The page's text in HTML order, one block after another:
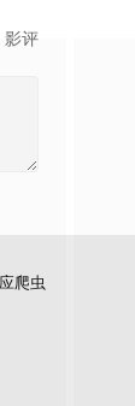
影评
爬虫